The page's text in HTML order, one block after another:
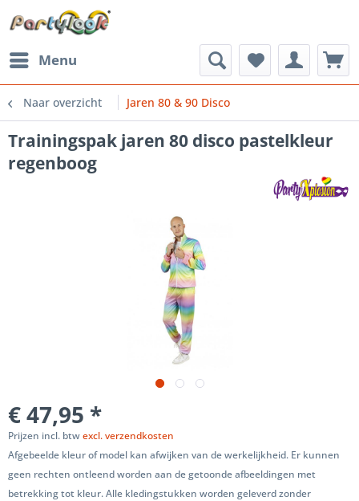
Menu
Naar overzicht Jaren 80 & 90 Disco
Trainingspak jaren 80 disco pastelkleur
regenboog
€ 47,95 *
Prijzen incl. btwexcl. verzendkosten
Afgebeelde kleur of model kan afwijken van de werkelijkheid. Er kunnen
geen rechten ontleend worden aan de getoonde afbeeldingen met
betrekking tot kleur. Alle kledingstukken worden geleverd zonder